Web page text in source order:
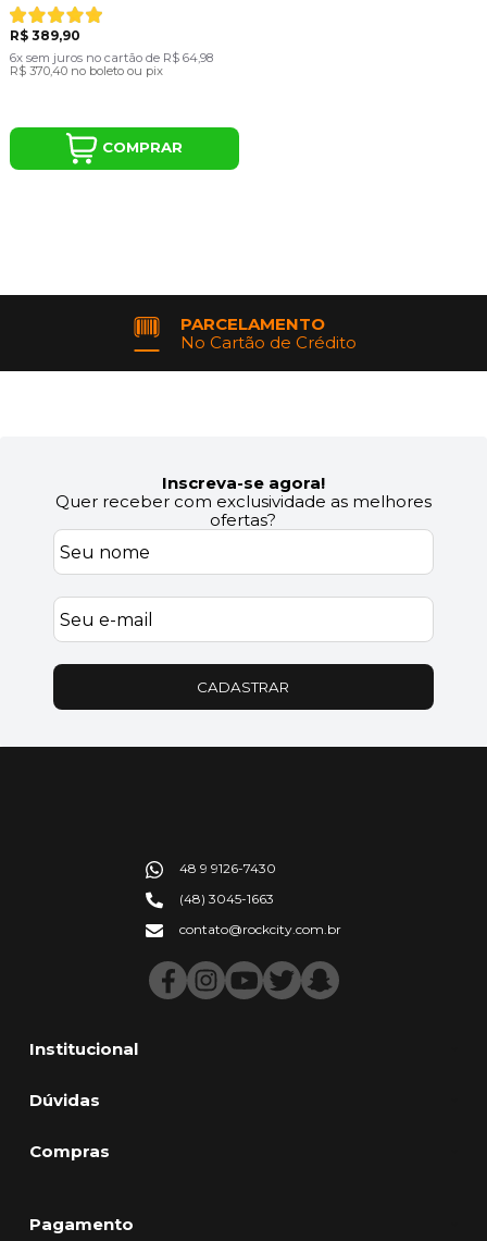
R$ 389,90
6x sem juros no cartãode R$ 64,98
R$ 370,40 no boleto ou pix
COMPRAR
PARCELAMENTO
No Cartão de Crédito
Inscreva-se agora!
Quer receber com exclusividade as melhores
ofertas?
CADASTRAR
Institucional
Dúvidas
Compras
48 9 9126-7430
(48) 3045-1663
contato@rockcity.com.br
Pagamento